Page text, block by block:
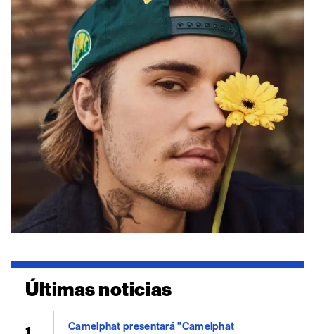
Últimas noticias
Camelphat presentará "Camelphat